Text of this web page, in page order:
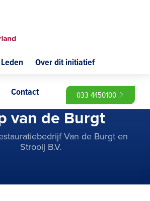
Leden Over dit initiatief
Contact 033-4450100
van de Burgt
Van de Burgt en
Strooij B.V.